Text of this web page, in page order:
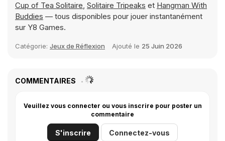
Cup of Tea Solitaire, Solitaire Tripeaks et Hangman With
Buddies — tous disponibles pour jouer instantanément
sur Y8 Games.
Catégorie: Jeux de Réflexion Ajouté le 25 Juin 2026
COMMENTAIRES
Veuillez vous connecter ou vous inscrire pour poster un
commentaire
S'inscrire Connectez-vous